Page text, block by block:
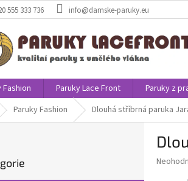
555 333 736 info@damske-paruky.eu
Fashion Paruky Lace Front Paruky z
Paruky Fashion Dlouhá stříbrná paruka